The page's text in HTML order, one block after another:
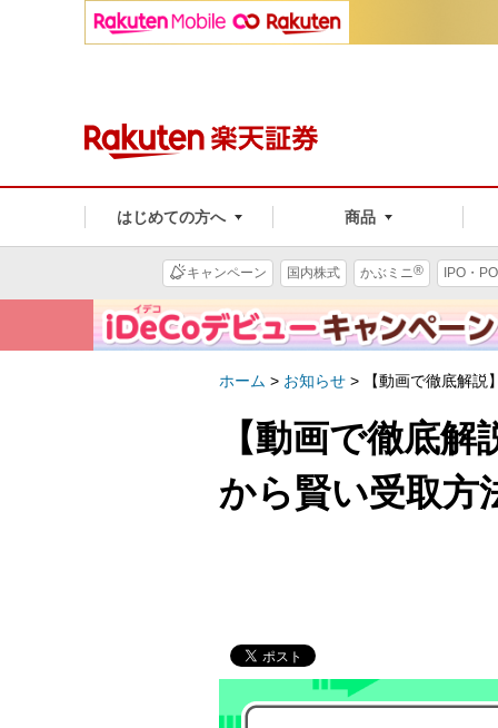
はじめての方へ 商品
キャンペーン 国内株式 かぶミニ® IPO・PO
ホーム > お知らせ > 【動画で徹底解
【動画で徹底
から賢い受取方